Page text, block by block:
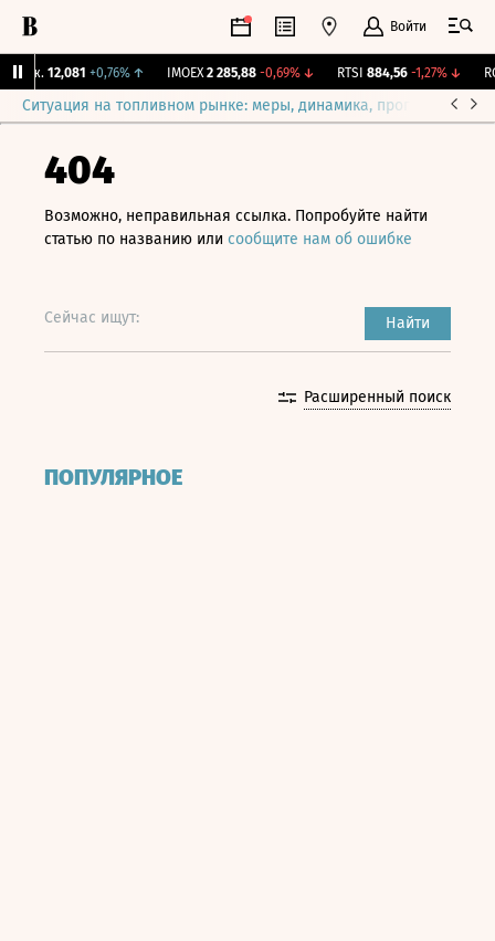
Войти
12,081 +0,76%↑ IMOEX 2 285,88 -0,69%↓ RTSI 884,56 -1,27%↓
Ситуация на топливном рынке: меры, динамика, прогнозы
404
Возможно, неправильная ссылка. Попробуйте найти
статью по названию или сообщите нам об ошибке
Сейчас ищут: Найти
Расширенный поиск
ПОПУЛЯРНОЕ